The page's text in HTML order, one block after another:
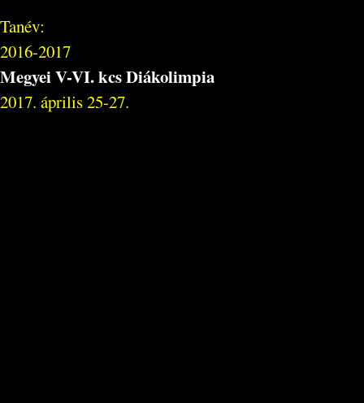
Tanév:
2016-2017
Megyei V-VI. kcs Diákolimpia
2017. április 25-27.